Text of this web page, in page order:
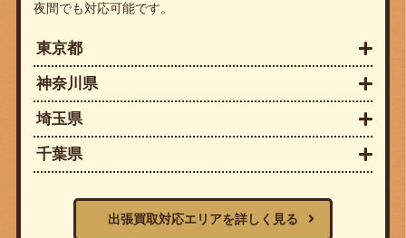
夜間でも対応可能です。
東京都
神奈川県
埼玉県
千葉県
出張買取対応エリアを詳しく見る